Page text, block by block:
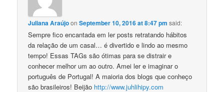
Juliana AraújoonSeptember 10, 2016 at 8:47 pm said:
Sempre fico encantada em ler posts retratando hábitos
da relação de um casal… é divertido e lindo ao mesmo
tempo! Essas TAGs são ótimas para se distrair e
conhecer melhor um ao outro. Amei ler e imaginar o
português de Portugal! A maioria dos blogs que conheço
são brasileiros! Beijão http://www.juhlihipy.com